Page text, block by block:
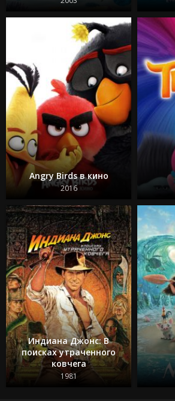
Angry Birds в кино
2016
Индиана Джонс: В
поисках утраченного
ковчега
1981